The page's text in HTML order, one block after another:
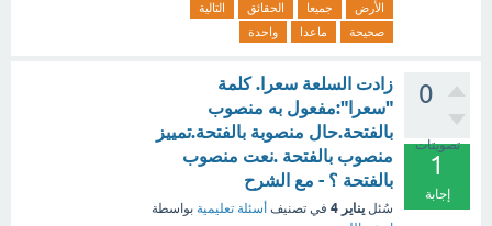
الأرض
جميعا الحقائق
التالية
صحيحة
ماعدا واحدة
0
تصويتات
1
إجابة
زادت السلعة سعرا. كلمة
"سعرا":مفعول به منصوب
بالفتحة.حال منصوبة بالفتحة.تمييز
منصوب بالفتحة .نعت منصوب
بالفتحة ؟ - مع الشرح
سُئل يناير 4 في تصنيف أسئلة تعليمية بواسطة